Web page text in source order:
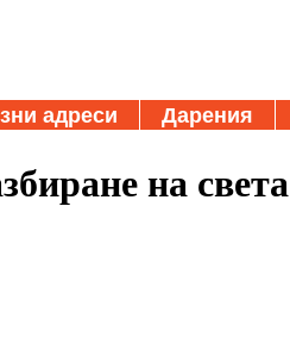
адреси Дарения
на света